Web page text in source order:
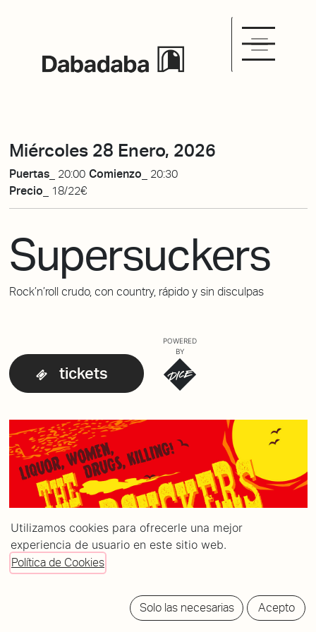
Miércoles 28 Enero, 2026
Puertas_ 20:00 Comienzo_ 20:30
Precio_
18/22€
Supersuckers
Rock’n’roll crudo, con country, rápido y sin disculpas
tickets
POWERED
BY
Utilizamos cookies para ofrecerle una mejor
experiencia de usuario en este sitio web.
Política de Cookies
Solo las necesarias Acepto